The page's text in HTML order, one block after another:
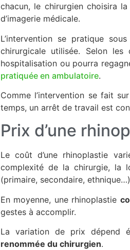
chacun, le chirurgien choisira
d’imagerie médicale.
L’intervention se pratique
chirurgicale utilisée. Selon
hospitalisation ou pourra
pratiquée en ambulatoire.
Comme l’intervention se fait
temps, un arrêt de travail est
Prix d’une
Le coût d’une rhinoplastie
complexité de la chirurgie, la
(primaire, secondaire,
En moyenne, une rhinoplastie
gestes à accomplir.
La variation de prix dépend
renommée du chirurgien​​.